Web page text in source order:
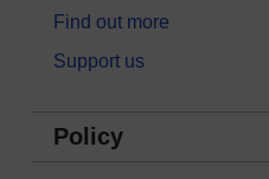
Find out more
Support us
Policy